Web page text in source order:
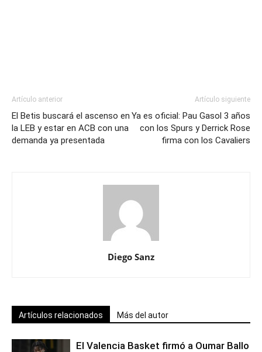
Artículo anterior
El Betis buscará el ascenso en
la LEB y estar en ACB con una
demanda ya presentada
Artículo siguiente
Ya es oficial: Pau Gasol 3 años
con los Spurs y Derrick Rose
firma con los Cavaliers
Diego Sanz
Artículos relacionados Más del autor
El Valencia Basket firmó a Oumar Ballo